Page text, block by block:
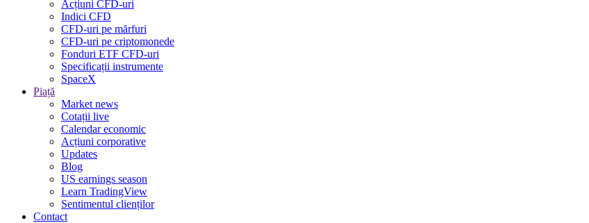
Acțiuni CFD-uri
Indici CFD
CFD-uri pe mărfuri
CFD-uri pe criptomonede
Fonduri ETF CFD-uri
Specificații instrumente
SpaceX
Piață
Market news
Cotații live
Calendar economic
Acțiuni corporative
Updates
Blog
US earnings season
Learn TradingView
Sentimentul clienților
Contact